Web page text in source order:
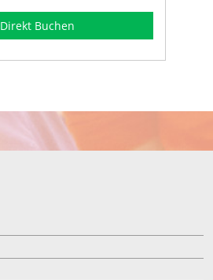
Direkt Buchen